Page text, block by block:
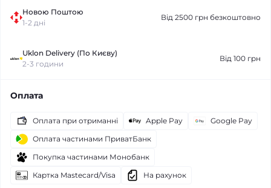
Новою Поштою
1-2 дні
Від 2500 грн безкоштовно
Uklon Delivery (По Києву)
2-3 години
Від 100 грн
Оплата
Оплата при отриманні Apple Pay
Google Pay
Оплата частинами ПриватБанк
Покупка частинами Монобанк
Картка Mastecard/Visa
На рахунок